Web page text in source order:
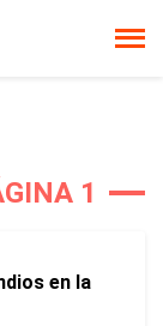
1
en la